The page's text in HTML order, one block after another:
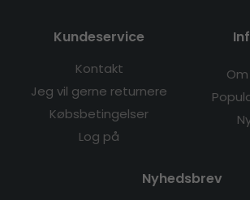
Kundeservice
Kontakt
Jeg vil gerne returnere
Købsbetingelser
Log på
Nyhedsbrev